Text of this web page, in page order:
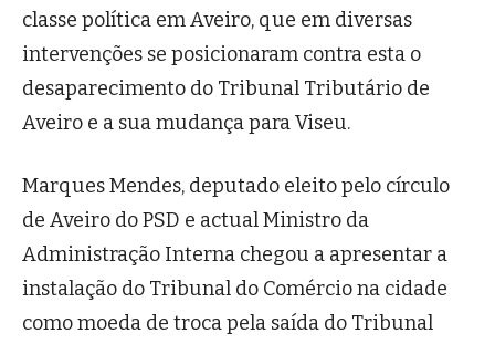
classe política em Aveiro, que em diversas
intervenções se posicionaram contra esta o
desaparecimento do Tribunal Tributário de
Aveiro e a sua mudança para Viseu.
Marques Mendes, deputado eleito pelo círculo
de Aveiro do PSD e actual Ministro da
Administração Interna chegou a apresentar a
instalação do Tribunal do Comércio na cidade
como moeda de troca pela saída do Tribunal